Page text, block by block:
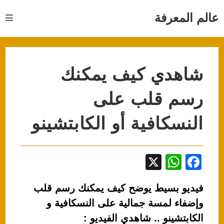
عالم المعرفة
شاهدي كيف يمكنك
رسم قلب على
النسكافية أو الكابتشينو
F
c
e
W
at
s
فيديو بسيط يوضح كيف يمكنك رسم قلب
وإضفاء لمسة جمالية على النسكافية و
الكابتشينو .. شاهدي الفيديو :